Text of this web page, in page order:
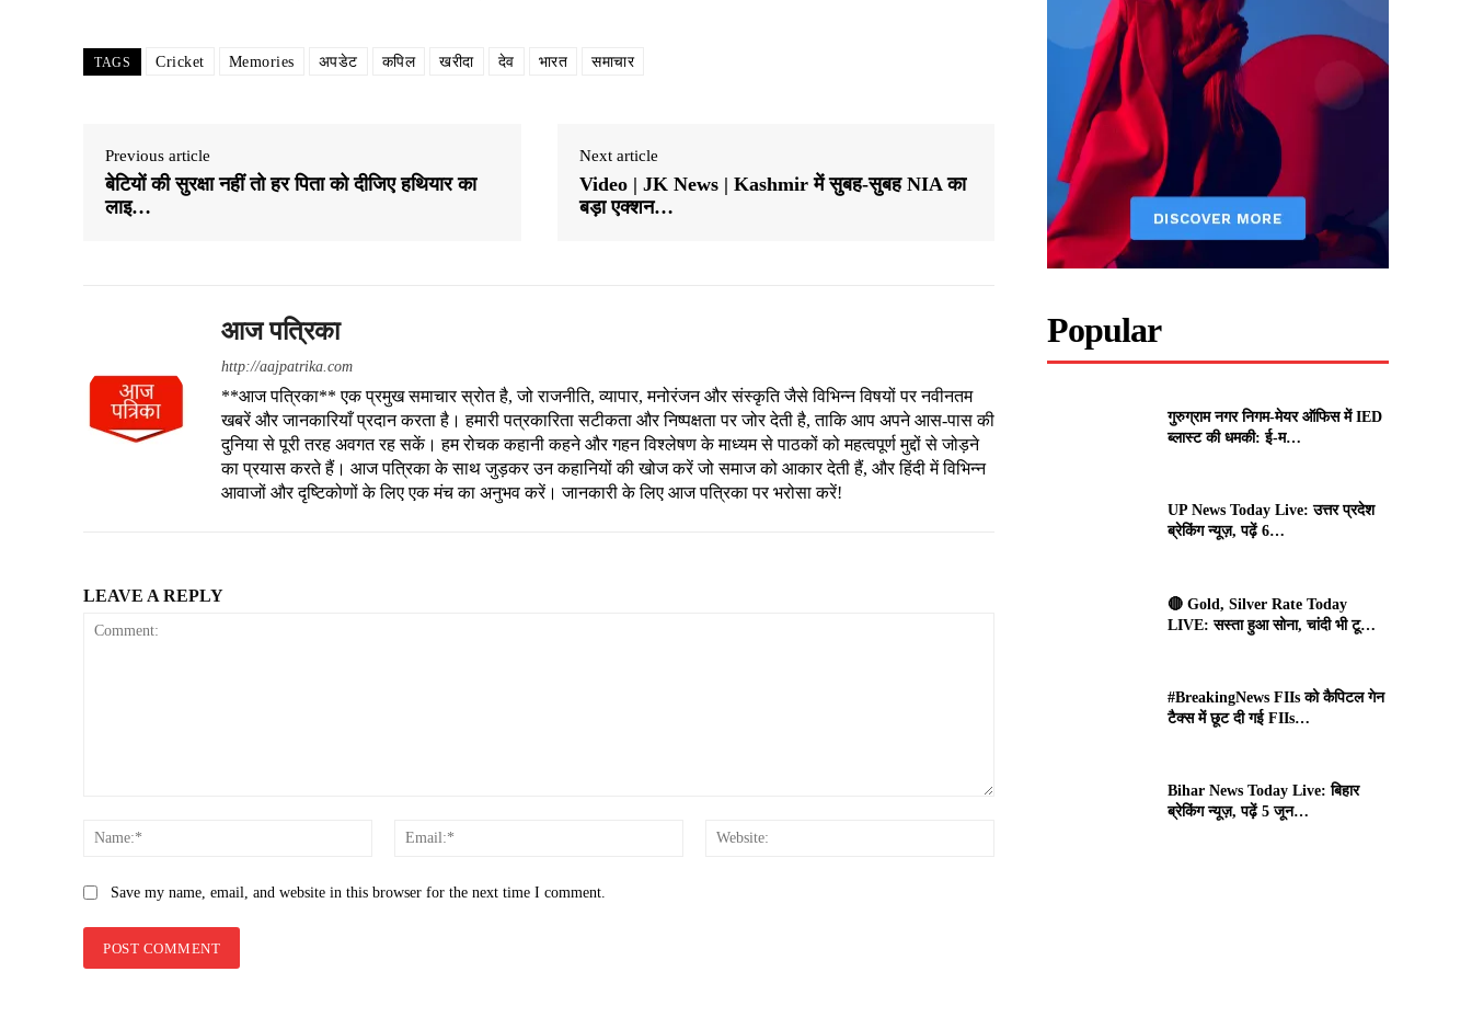
TAGS Cricket Memories अपडेट कपिल खरीदा देव भारत समाचार
Previous article
बेटियों की सुरक्षा नहीं तो हर पिता को दीजिए हथियार का
लाइ…
Next article
Video | JK News | Kashmir में सुबह-सुबह NIA का
बड़ा एक्शन…
आज पत्रिका
http://aajpatrika.com
**आज पत्रिका** एक प्रमुख समाचार स्रोत है, जो राजनीति, व्यापार, मनोरंजन और संस्कृति जैसे विभिन्न विषयों पर नवीनतम
खबरें और जानकारियाँ प्रदान करता है। हमारी पत्रकारिता सटीकता और निष्पक्षता पर जोर देती है, ताकि आप अपने आस-पास की
दुनिया से पूरी तरह अवगत रह सकें। हम रोचक कहानी कहने और गहन विश्लेषण के माध्यम से पाठकों को महत्वपूर्ण मुद्दों से जोड़ने
का प्रयास करते हैं। आज पत्रिका के साथ जुड़कर उन कहानियों की खोज करें जो समाज को आकार देती हैं, और हिंदी में विभिन्न
आवाजों और दृष्टिकोणों के लिए एक मंच का अनुभव करें। जानकारी के लिए आज पत्रिका पर भरोसा करें!
LEAVE A REPLY
Name:*
Email:*
Save my name, email, and website in this browser for the next time I comment.
Popular
गुरुग्राम नगर निगम-मेयर ऑफिस में IED
ब्लास्ट की धमकी: ई-म…
UP News Today Live: उत्तर प्रदेश
ब्रेकिंग न्यूज़, पढ़ें 6…
🔴 Gold, Silver Rate Today
LIVE: सस्ता हुआ सोना, चांदी भी टू…
#BreakingNews FIIs को कैपिटल गेन
टैक्स में छूट दी गई FIIs…
Bihar News Today Live: बिहार
ब्रेकिंग न्यूज़, पढ़ें 5 जून…